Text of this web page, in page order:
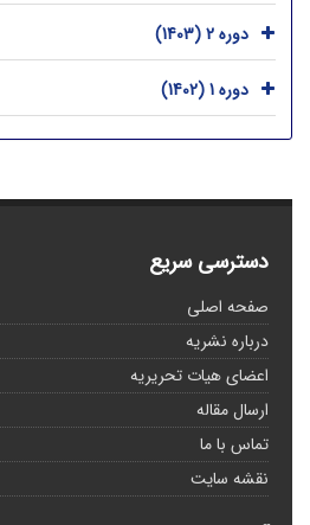
دوره 2 (1403)
دوره 1 (1402)
دسترسی سریع
صفحه اصلی
درباره نشریه
اعضای هیات تحریریه
ارسال مقاله
تماس با ما
نقشه سایت